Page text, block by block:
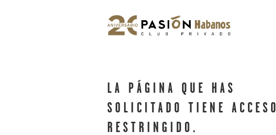
LA PÁGINA QUE HAS
SOLICITADO TIENE ACCESO
RESTRINGIDO.